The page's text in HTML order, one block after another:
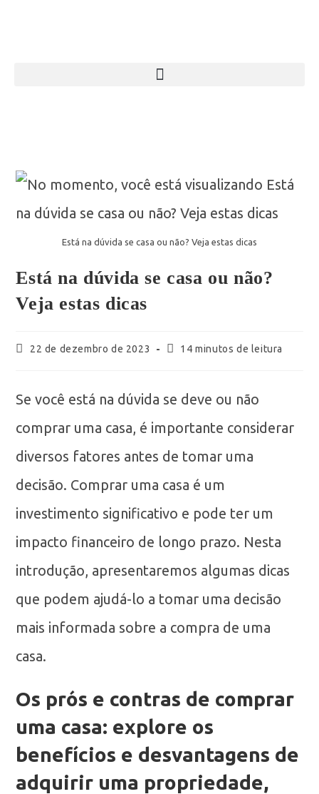
Está na dúvida se casa ou não? Veja estas dicas
Está na dúvida se casa ou não?
Veja estas dicas
22 de dezembro de 2023 14 minutos de leitura
Se você está na dúvida se deve ou não
comprar uma casa, é importante considerar
diversos fatores antes de tomar uma
decisão. Comprar uma casa é um
investimento significativo e pode ter um
impacto financeiro de longo prazo. Nesta
introdução, apresentaremos algumas dicas
que podem ajudá-lo a tomar uma decisão
mais informada sobre a compra de uma
casa.
Os prós e contras de comprar
uma casa: explore os
benefícios e desvantagens de
adquirir uma propriedade,